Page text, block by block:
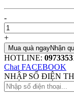
-
+
Mua quà ngayNhận
HOTLINE:
Chat FACEBOOK
NHẬP SỐ ĐIỆN